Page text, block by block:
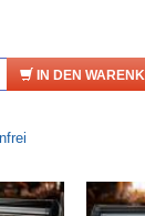
IN DEN